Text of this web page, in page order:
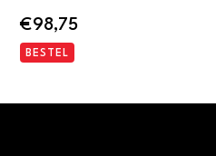
€98,75
BESTEL